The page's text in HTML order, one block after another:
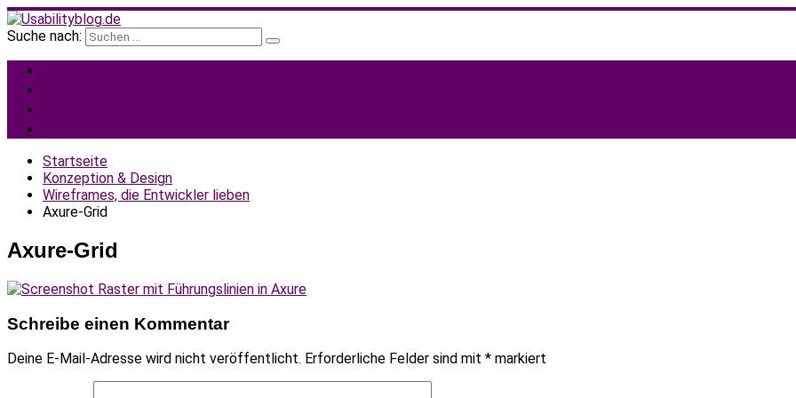
Usabilityblog.de
Usabilityblog ist ein Wissensportal mit Studien, Methodenbeschreibungen, Praxistipps und Interviews mit Experten zu den
Suche nach:
Startseite
Konzeption & Design
Wireframes, die Entwickler lieben
Axure-Grid
Axure-Grid
Schreibe einen Kommentar
Deine E-Mail-Adresse wird nicht veröffentlicht. Erforderliche Felder sind mit * markiert